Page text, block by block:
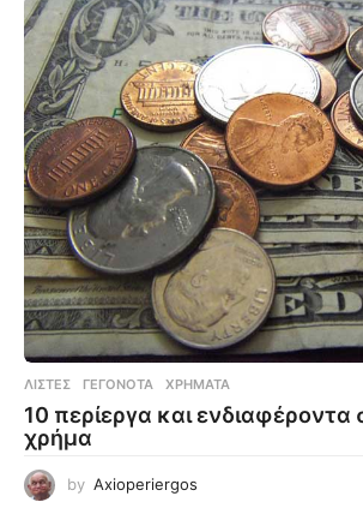
ΛΊΣΤΕΣ ΓΕΓΟΝΌΤΑ ,ΧΡΉΜΑΤΑ
10 περίεργα και ενδιαφέροντα
χρήμα
by Axioperiergos